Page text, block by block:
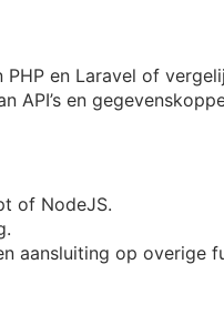
en Laravel of
API’s en
of NodeJS.
aansluiting op overige